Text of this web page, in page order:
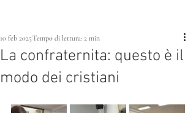
La confraternita: questo è il
modo dei cristiani
10 feb 2025Tempo di lettura: 2 min